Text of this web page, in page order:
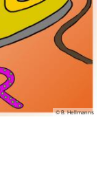
© B. Hellmanns